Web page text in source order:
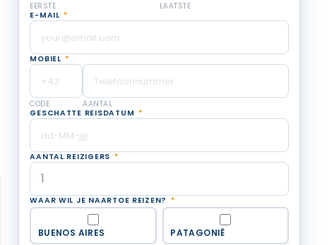
EERSTE
LAATSTE
E-MAIL *
MOBIEL *
CODE
AANTAL
GESCHATTE REISDATUM *
AANTAL REIZIGERS *
WAAR WIL JE NAARTOE REIZEN? *
BUENOS AIRES PATAGONIË